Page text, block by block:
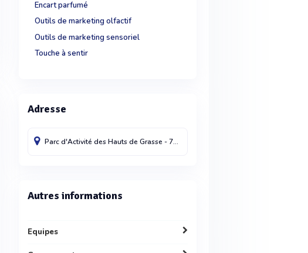
Encart parfumé
Outils de marketing olfactif
Outils de marketing sensoriel
Touche à sentir
Adresse
Parc d'Activité des Hauts de Grasse - 708 allée des pa
Autres informations
Equipes